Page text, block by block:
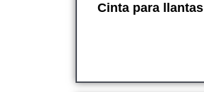
Cinta para llantas